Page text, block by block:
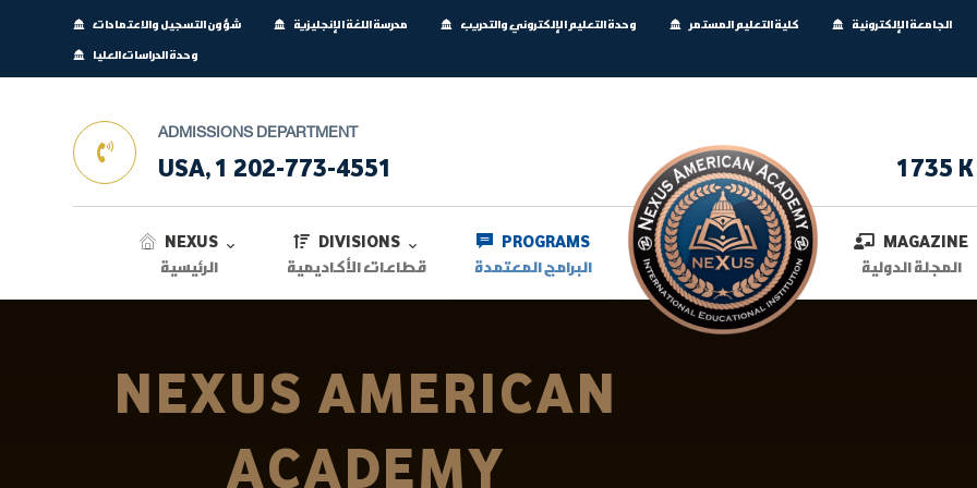
شؤون التسجيل والاعتمادات مدرسة اللغة الإنجليزية وحدة التعليم الإلكتروني والتدريب كلية التعليم المستمر
الجامعة الإلكترونية
وحدة الدراسات العليا
ADMISSIONS DEPARTMENT
USA, 1 202-773-4551 1735
NEXUS
الرئيسية
DIVISIONS
قطاعات الأكاديمية
PROGRAMS
البرامج المعتمدة
MAGAZINE
المجلة الدولية
NEXUS AMERICAN
ACADEMY